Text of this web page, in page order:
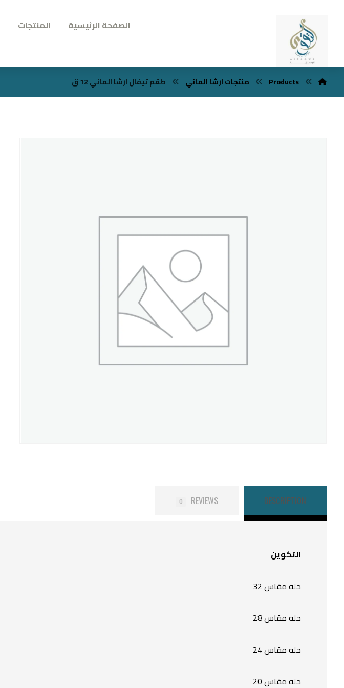
الصفحة الرئيسية المنتجات
Products منتجات ارشا الماني طقم تيفال ارشا الماني 12 ق
DESCRIPTION
REVIEWS
0
التكوين
حله مقاس 32
حله مقاس 28
حله مقاس 24
حله مقاس 20